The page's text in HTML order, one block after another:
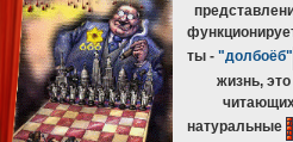
ты - "долбоёб"
жизнь,
натуральные